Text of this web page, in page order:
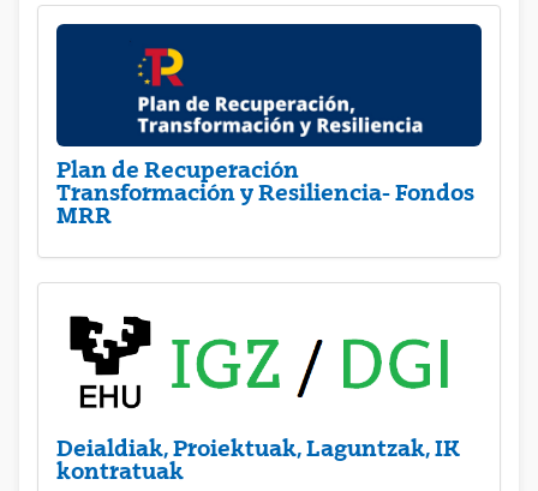
Plan de Recuperación
Transformación y Resiliencia- Fondos
MRR
Deialdiak, Proiektuak, Laguntzak, IK
kontratuak